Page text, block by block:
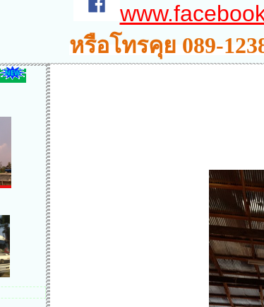
หรือโทรคุย 089-